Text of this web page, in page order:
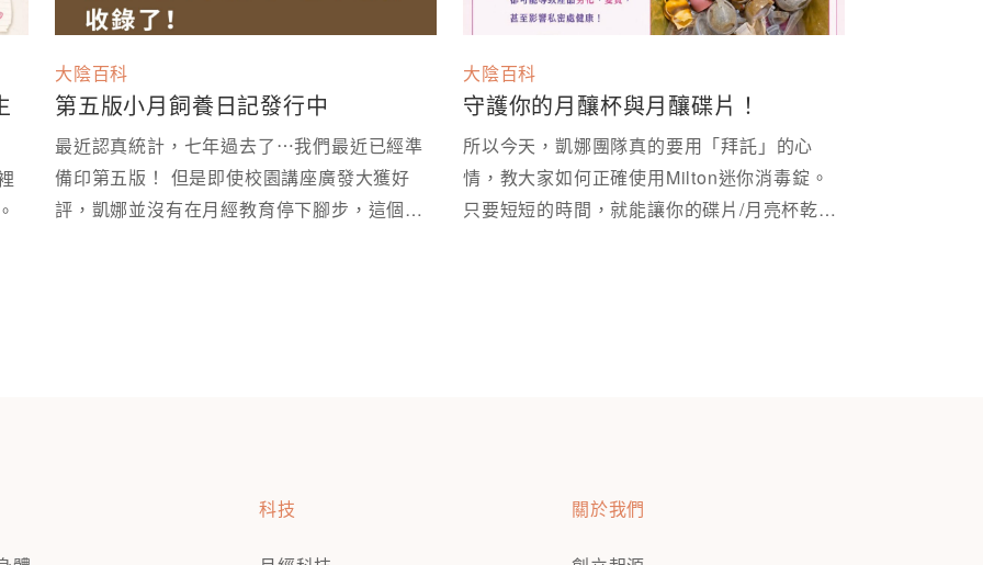
大陰百科
第五版小月飼養日記發行中
最近認真統計，七年過去了⋯我們最近已經準
備印第五版！ 但是即使校園講座廣發大獲好
評，凱娜並沒有在月經教育停下腳步，這個月
大陰百科
守護你的月釀杯與月釀碟片！
所以今天，凱娜團隊真的要用「拜託」的心
情，教大家如何正確使用Milton迷你消毒錠。
只要短短的時間，就能讓你的碟片/月亮杯乾淨
科技 關於我們